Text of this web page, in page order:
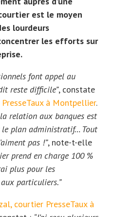
est le moyen
lourdeurs
les efforts sur
font appel au
reste difficile”, constate
à Montpellier.
la relation aux banques est
plan administratif… Tout
pas !”, note-t-elle
prend en charge 100 %
plus pour les
particuliers.”
courtier PresseTaux à